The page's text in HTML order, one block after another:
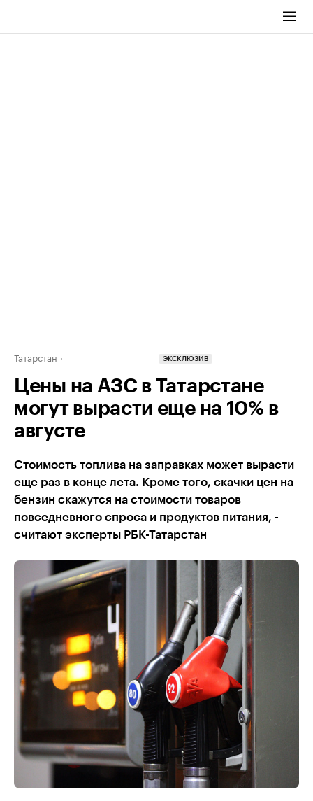
Татарстан ЭКСКЛЮЗИВ
Цены на АЗС в Татарстане
могут вырасти еще на 10% в
августе
Стоимость топлива на заправках может вырасти
еще раз в конце лета. Кроме того, скачки цен на
бензин скажутся на стоимости товаров
повседневного спроса и продуктов питания, -
считают эксперты РБК-Татарстан